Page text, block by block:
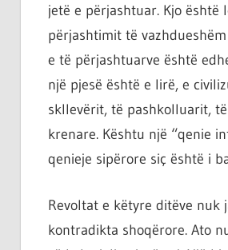
jetë e përjashtuar. Kjo
përjashtimit të
e të përjashtuarve është
një pjesë është e lirë, e
skllevërit, të pashkolluarit,
krenare. Kështu një “qenie
qenieje sipërore siç është i
Revoltat e këtyre ditëve nuk
kontradikta shoqërore. Ato